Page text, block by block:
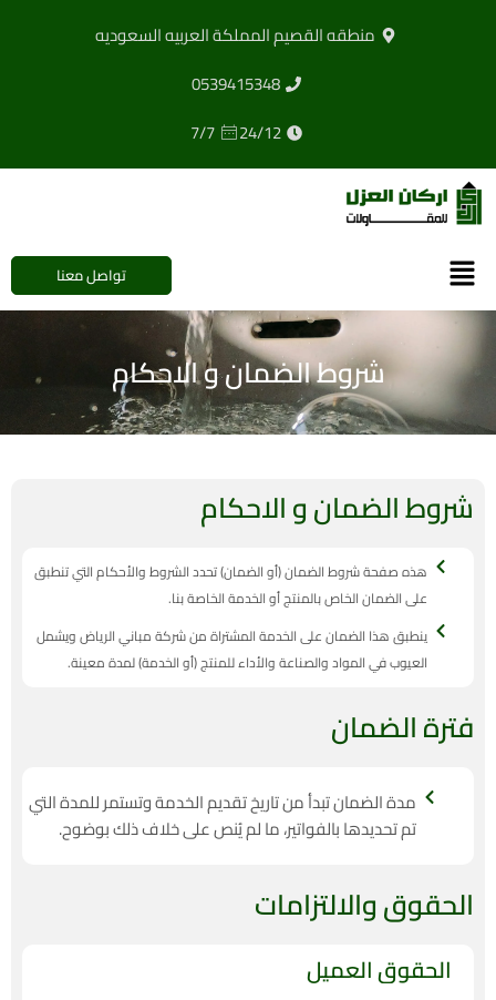
منطقه القصيم المملكة العربيه السعوديه
0539415348
24/12
7/7
القائمة تواصل معنا
شروط الضمان و الاحكام
شروط الضمان و الاحكام
هذه صفحة شروط الضمان (أو الضمان) تحدد الشروط والأحكام التي تنطبق
على الضمان الخاص بالمنتج أو الخدمة الخاصة بنا.
ينطبق هذا الضمان على الخدمة المشتراة من شركة مباني الرياض ويشمل
العيوب في المواد والصناعة والأداء للمنتج (أو الخدمة) لمدة معينة.
فترة الضمان
مدة الضمان تبدأ من تاريخ تقديم الخدمة وتستمر للمدة التي
تم تحديدها بالفواتير، ما لم يُنص على خلاف ذلك بوضوح.
الحقوق والالتزامات
الحقوق العميل